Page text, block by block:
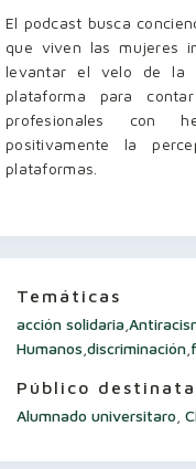
El podcast busca
que viven las mujeres
levantar el velo de la
plataforma para
profesionales con
positivamente la
plataformas.
Temáticas
acción solidaria
Humanos discriminación
Público
Alumnado universitaro